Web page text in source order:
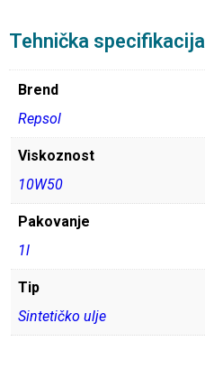
Tehnička specifikacija
Brend
Repsol
Viskoznost
10W50
Pakovanje
1l
Tip
Sintetičko ulje